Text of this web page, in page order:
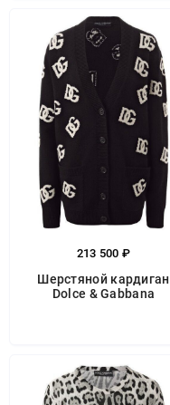
213 500 ₽
Шерстяной кардиган
Dolce & Gabbana